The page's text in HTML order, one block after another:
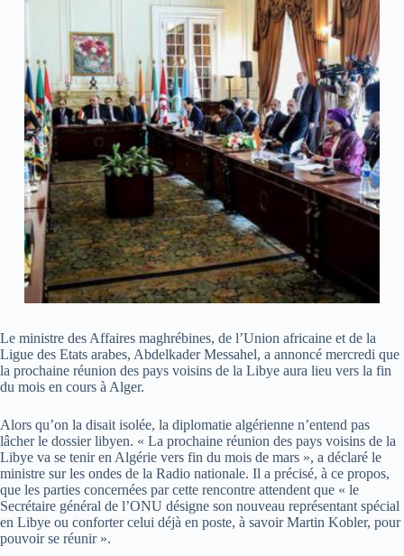
Le ministre des Affaires maghrébines, de l’Union africaine et de la
Ligue des Etats arabes, Abdelkader Messahel, a annoncé mercredi que
la prochaine réunion des pays voisins de la Libye aura lieu vers la fin
du mois en cours à Alger.
Alors qu’on la disait isolée, la diplomatie algérienne n’entend pas
lâcher le dossier libyen. « La prochaine réunion des pays voisins de la
Libye va se tenir en Algérie vers fin du mois de mars », a déclaré le
ministre sur les ondes de la Radio nationale. Il a précisé, à ce propos,
que les parties concernées par cette rencontre attendent que « le
Secrétaire général de l’ONU désigne son nouveau représentant spécial
en Libye ou conforter celui déjà en poste, à savoir Martin Kobler, pour
pouvoir se réunir ».